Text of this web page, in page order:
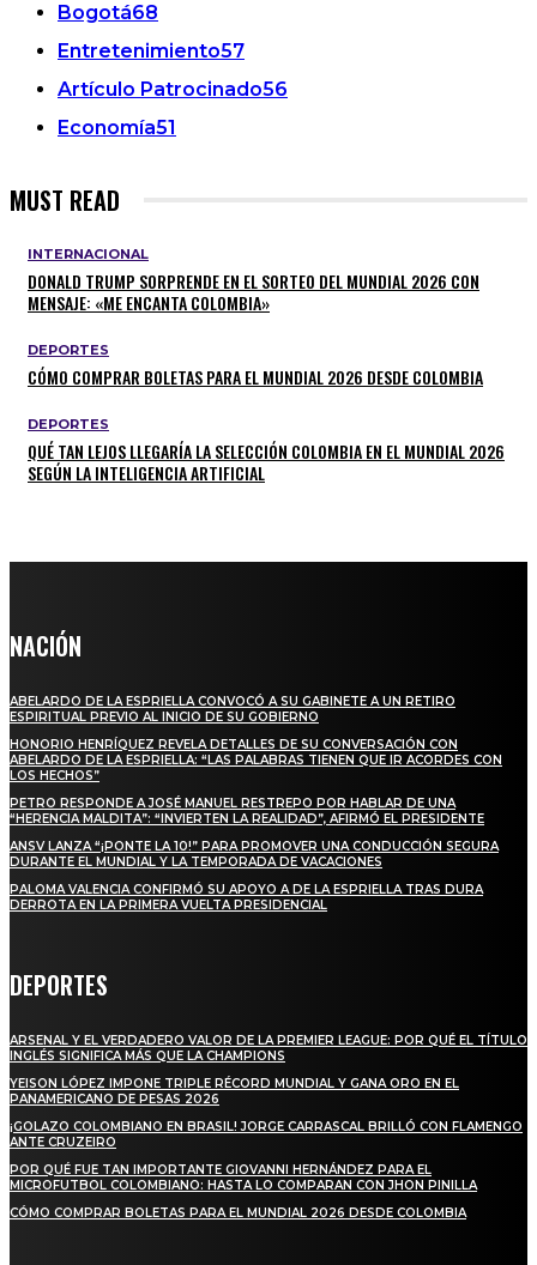
Bogotá68
Entretenimiento57
Artículo Patrocinado56
Economía51
MUST READ
INTERNACIONAL
DONALD TRUMP SORPRENDE EN EL SORTEO DEL MUNDIAL 2026 CON
MENSAJE: «ME ENCANTA COLOMBIA»
DEPORTES
CÓMO COMPRAR BOLETAS PARA EL MUNDIAL 2026 DESDE COLOMBIA
DEPORTES
QUÉ TAN LEJOS LLEGARÍA LA SELECCIÓN COLOMBIA EN EL MUNDIAL 2026
SEGÚN LA INTELIGENCIA ARTIFICIAL
NACIÓN
ABELARDO DE LA ESPRIELLA CONVOCÓ A SU GABINETE A UN RETIRO
ESPIRITUAL PREVIO AL INICIO DE SU GOBIERNO
HONORIO HENRÍQUEZ REVELA DETALLES DE SU CONVERSACIÓN CON
ABELARDO DE LA ESPRIELLA: “LAS PALABRAS TIENEN QUE IR ACORDES CON
LOS HECHOS”
PETRO RESPONDE A JOSÉ MANUEL RESTREPO POR HABLAR DE UNA
“HERENCIA MALDITA”: “INVIERTEN LA REALIDAD”, AFIRMÓ EL PRESIDENTE
ANSV LANZA “¡PONTE LA 10!” PARA PROMOVER UNA CONDUCCIÓN SEGURA
DURANTE EL MUNDIAL Y LA TEMPORADA DE VACACIONES
PALOMA VALENCIA CONFIRMÓ SU APOYO A DE LA ESPRIELLA TRAS DURA
DERROTA EN LA PRIMERA VUELTA PRESIDENCIAL
DEPORTES
ARSENAL Y EL VERDADERO VALOR DE LA PREMIER LEAGUE: POR QUÉ EL TÍTULO
INGLÉS SIGNIFICA MÁS QUE LA CHAMPIONS
YEISON LÓPEZ IMPONE TRIPLE RÉCORD MUNDIAL Y GANA ORO EN EL
PANAMERICANO DE PESAS 2026
¡GOLAZO COLOMBIANO EN BRASIL! JORGE CARRASCAL BRILLÓ CON FLAMENGO
ANTE CRUZEIRO
POR QUÉ FUE TAN IMPORTANTE GIOVANNI HERNÁNDEZ PARA EL
MICROFUTBOL COLOMBIANO: HASTA LO COMPARAN CON JHON PINILLA
CÓMO COMPRAR BOLETAS PARA EL MUNDIAL 2026 DESDE COLOMBIA